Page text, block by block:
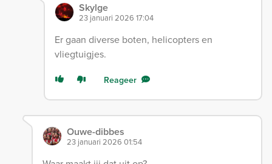
Skylge
23 januari 2026 17:04
Er gaan diverse boten, helicopters en
vliegtuigjes.
Reageer
Ouwe-dibbes
23 januari 2026 01:54